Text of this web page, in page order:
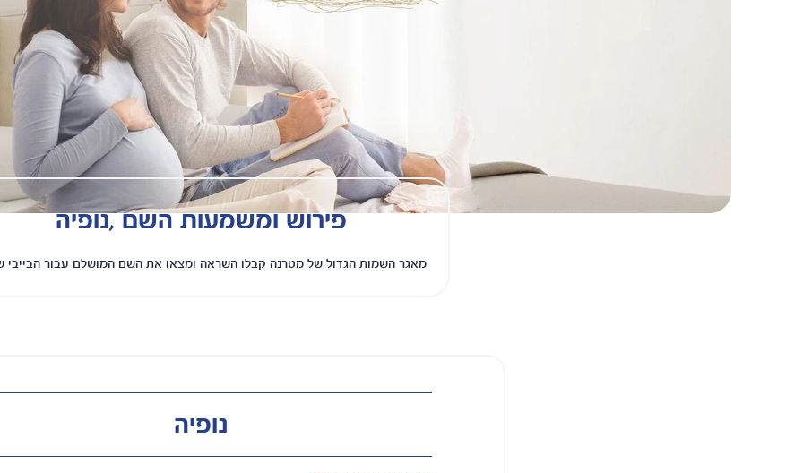
פירוש ומשמעות השם ,נופיה
מאגר השמות הגדול של מטרנה קבלו השראה ומצאו את השם המושלם עבור הבייבי
נופיה